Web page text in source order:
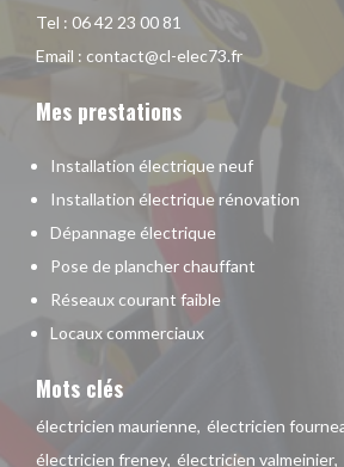
Tel : 06 42 23 00 81
Email : contact@cl-elec73.fr
Mes prestations
Installation électrique neuf
Installation électrique rénovation
Dépannage électrique
Pose de plancher chauffant
Réseaux courant faible
Locaux commerciaux
Mots clés
électricien maurienne électricien
électricien freney électricien valmeinier